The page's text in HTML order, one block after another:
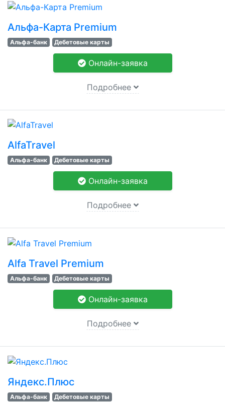
Альфа-Карта Premium
Альфа-банк Дебетовые карты
Онлайн-заявка
Подробнее
AlfaTravel
Альфа-банк Дебетовые карты
Онлайн-заявка
Подробнее
Alfa Travel Premium
Альфа-банк Дебетовые карты
Онлайн-заявка
Подробнее
Яндекс.Плюс
Альфа-банк Дебетовые карты